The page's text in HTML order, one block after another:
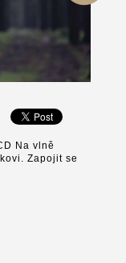
Na vlně
Zapojit se